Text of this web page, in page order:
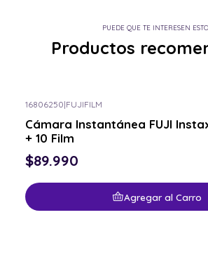
PUEDE QUE TE INTERESEN
Productos
16806250|FUJIFILM
Cámara Instantánea FUJI
+ 10 Film
$89.990
Agregar al Carro